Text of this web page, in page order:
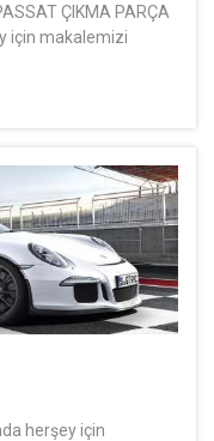
ÇIKMA PARÇA
için makalemizi
herşey için